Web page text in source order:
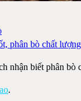
phân bò chất
nhận biết phân bò
.